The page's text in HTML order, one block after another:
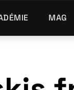
MAG